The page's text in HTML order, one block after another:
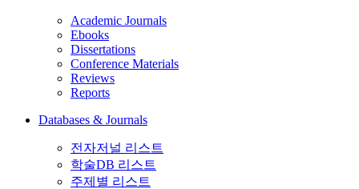
Academic Journals
Ebooks
Dissertations
Conference Materials
Reviews
Reports
Databases & Journals
전자저널 리스트
학술DB 리스트
주제별 리스트